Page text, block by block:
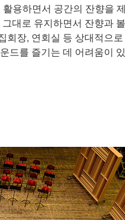
용하면서 공간의 잔향을
대로 유지하면서 잔향과
장, 연회실 등 상대적으
드를 즐기는 데 어려움이